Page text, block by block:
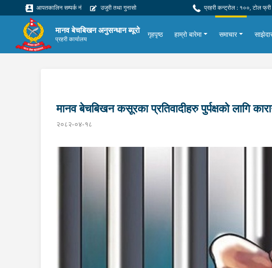
आपतकालिन सम्पर्क नं उजुरी तथा गुनासो प्रहरी कन्ट्रोल : १००, टोल
मानव बेचबिखन अनुसन्धान ब्यूरो
प्रहरी कार्यालय
गृहपृष्ठ हाम्रो बारेमा समाचार
मानव बेचबिखन कसूरका प्रतिवादीहरु पुर्पक्षको लागि
२०८२-०४-१८